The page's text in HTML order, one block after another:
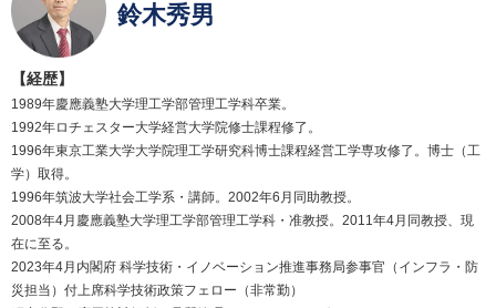
鈴木秀男
【経歴】
1989年慶應義塾大学理工学部管理工学科卒業。
1992年ロチェスター大学経営大学院修士課程修了。
1996年東京工業大学大学院理工学研究科博士課程経営工学専攻修了。博士（工
学）取得。
1996年筑波大学社会工学系・講師。2002年6月同助教授。
2008年4月慶應義塾大学理工学部管理工学科・准教授。2011年4月同教授、現
在に至る。
2023年4月内閣府 科学技術・イノベーション推進事務局参事官（インフラ・防
災担当）付上席科学技術政策フェロー（非常勤）